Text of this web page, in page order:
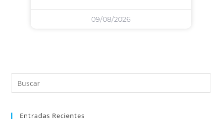
09/08/2026
Entradas Recientes